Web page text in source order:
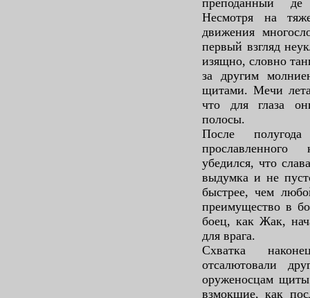
Несмотря на
движения
первый взгляд
изящно, словно
за другим
щитами. Мечи
что для глаза
полосы.
После
прославленного
убедился, что
выдумка и не
быстрее, чем
преимущество в
боец, как Жак,
для врага.
Схватка
отсалютовали
оруженосцам
взмокшие, как